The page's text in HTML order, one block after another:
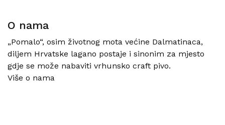
O nama
„Pomalo“, osim životnog mota većine Dalmatinaca,
diljem Hrvatske lagano postaje i sinonim za mjesto
gdje se može nabaviti vrhunsko craft pivo.
Više o nama